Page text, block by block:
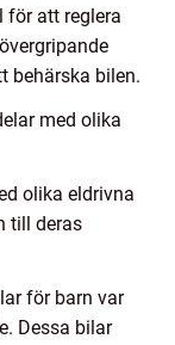
för att reglera
behärska bilen.
med olika
olika eldrivna
till deras
för barn var
Dessa bilar